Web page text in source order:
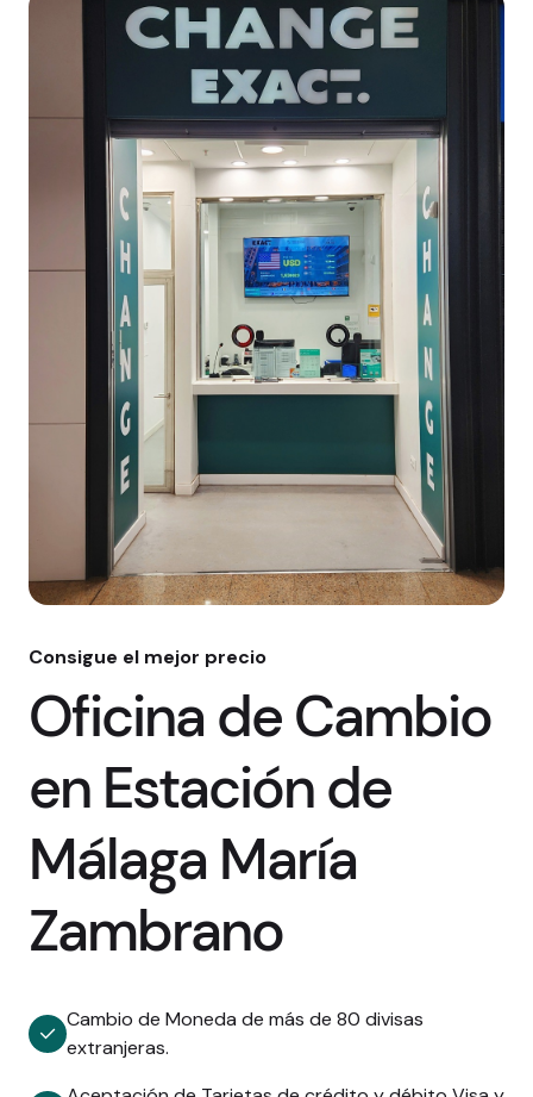
Consigue el mejor precio
Oficina de Cambio
en Estación de
Málaga María
Zambrano
Cambio de Moneda de más de 80 divisas
extranjeras.